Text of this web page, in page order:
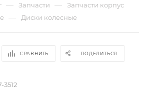
— Запчасти — Запчасти корпус
— Диски колесные
СРАВНИТЬ ПОДЕЛИТЬСЯ
3512